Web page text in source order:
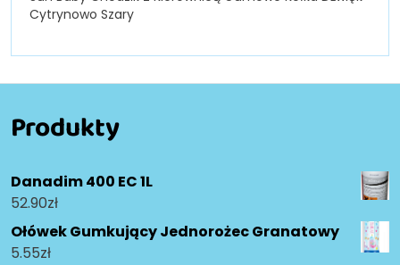
Cytrynowo Szary
Produkty
Danadim 400 EC 1L
52.90zł
Ołówek Gumkujący Jednorożec Granatowy
5.55zł